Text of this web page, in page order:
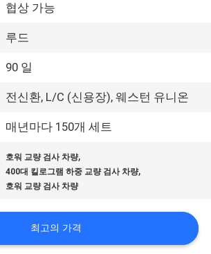
협상 가능
루드
90 일
전신환, L/C (신용장), 웨스턴 유니온
매년마다 150개 세트
호워 교량 검사 차량,
400대 킬로그램 하중 교량 검사 차량,
호워 교량 검사 차량
최고의 가격